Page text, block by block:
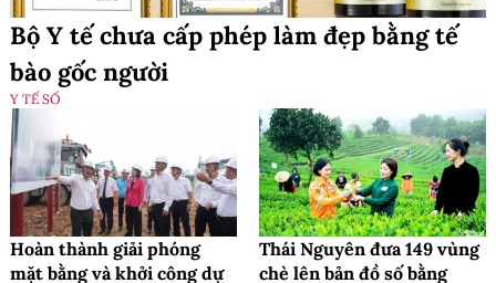
Bộ Y tế chưa cấp phép làm đẹp bằng tế
bào gốc người
Y TẾ SỐ
Hoàn thành giải phóng
mặt bằng và khởi công dự
Thái Nguyên đưa 149 vùng
chè lên bản đồ số bằng